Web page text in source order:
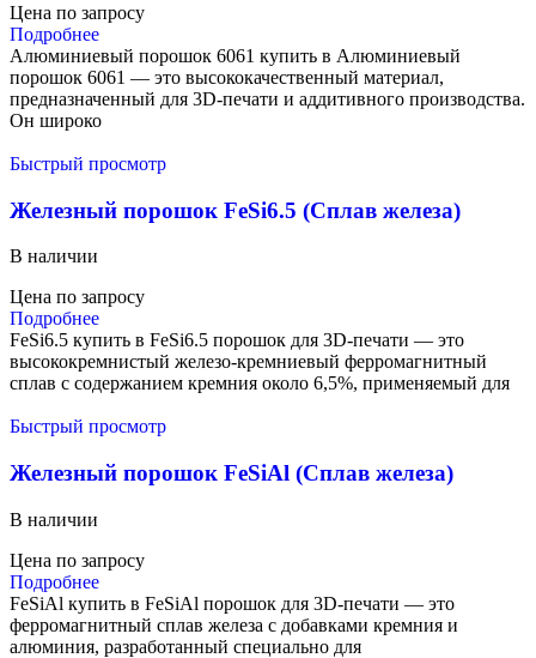
Цена по запросу
Подробнее
Алюминиевый порошок 6061 купить в Алюминиевый
порошок 6061 — это высококачественный материал,
предназначенный для 3D-печати и аддитивного производства.
Он широко
Быстрый просмотр
Железный порошок FeSi6.5 (Сплав железа)
В наличии
Цена по запросу
Подробнее
FeSi6.5 купить в FeSi6.5 порошок для 3D-печати — это
высококремнистый железо-кремниевый ферромагнитный
сплав с содержанием кремния около 6,5%, применяемый для
Быстрый просмотр
Железный порошок FeSiAl (Сплав железа)
В наличии
Цена по запросу
Подробнее
FeSiAl купить в FeSiAl порошок для 3D-печати — это
ферромагнитный сплав железа с добавками кремния и
алюминия, разработанный специально для